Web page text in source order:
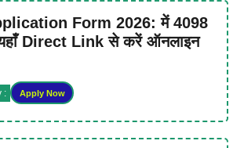
Form 2026: में 4098
यहाँ Direct Link से करें ऑनलाइन
: Apply Now